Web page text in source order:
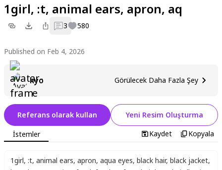
1girl, :t, animal ears, apron, aq
3 580
Published on Feb 4, 2026
kyo Görülecek Daha Fazla Şey
Referans olarak kullan Yeni Resim Oluşturma
İstemler Kaydet Kopyala
1girl, :t, animal ears, apron, aqua eyes, black hair, black jacket,